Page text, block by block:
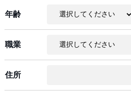
年齢
職業
住所